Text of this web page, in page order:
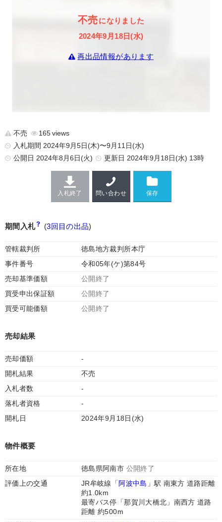
不売になりました
2024年9月18日(水)
再出品情報があります
不売
165
入札期間 2024年9月5日(木)〜9月11日(水)
公開日 2024年8月6日(火) 更新日 2024年9月18日(水) 13時
入札終了 問い合わせ
期間入札 (3回目の出品)
管轄裁判所
徳島地方裁判所本庁
事件番号
令和05年(ケ)第84号
売却基準価額
公開終了
買受申出保証額
公開終了
買受可能価額
公開終了
売却結果
売却価額
-
開札結果
不売
入札者数
-
落札者資格
-
開札日
2024年9月18日(水)
物件概要
所在地 徳島県阿南市 公開終了
評価上の交通
JR牟岐線「 阿波中島 」駅 南東方 道路距離
約1.0km
最寄バス停「那賀川大橋北」南西方 道路
距離 約500m